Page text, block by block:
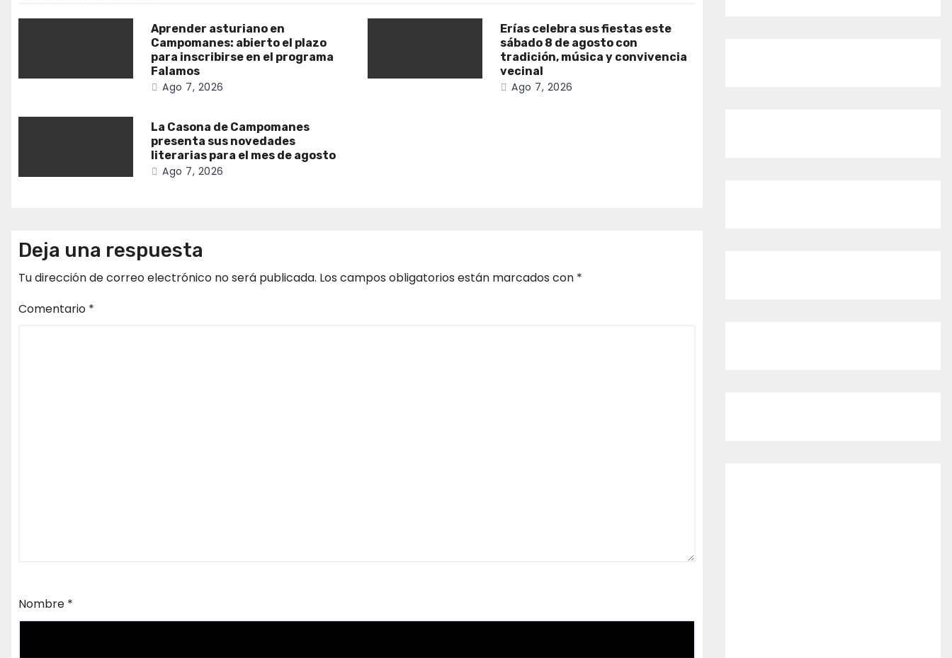
Aprender asturiano en
Campomanes: abierto el plazo
para inscribirse en el programa
Falamos
Ago 7, 2026
Erías celebra sus fiestas este
sábado 8 de agosto con
tradición, música y convivencia
vecinal
Ago 7, 2026
La Casona de Campomanes
presenta sus novedades
literarias para el mes de agosto
Ago 7, 2026
Deja una respuesta
Tu dirección de correo electrónico no será publicada. Los campos obligatorios están marcados con *
Comentario *
Nombre *